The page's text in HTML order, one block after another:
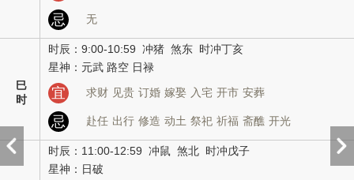
忌 无
巳
时
时辰：9:00-10:59 冲猪 煞东 时冲丁亥
星神：元武 路空 日禄
宜 求财 见贵 订婚 嫁娶 入宅 开市 安葬
忌 赴任 出行 修造 动土 祭祀 祈福 斋醮 开光
时辰：11:00-12:59 冲鼠 煞北 时冲戊子
星神：日破